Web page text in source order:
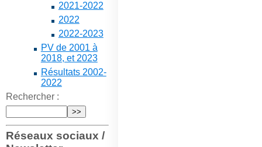
2021-2022
2022
2022-2023
PV de 2001 à
2018, et 2023
Résultats 2002-
2022
Rechercher :
Réseaux sociaux /